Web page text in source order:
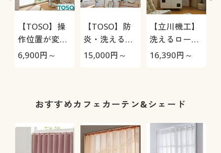
【TOSO】操
作位置が変え
られるロール
6,900円～
【TOSO】防
炎・洗えるロ
ールスクリー
15,000円～
【立川機工】
洗えるロール
スクリーン(プ
16,390円～
おすすめカフェカーテン&シェード